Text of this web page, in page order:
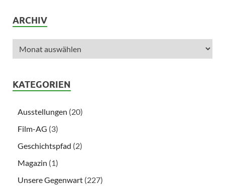
ARCHIV
KATEGORIEN
Ausstellungen (20)
Film-AG (3)
Geschichtspfad (2)
Magazin (1)
Unsere Gegenwart (227)